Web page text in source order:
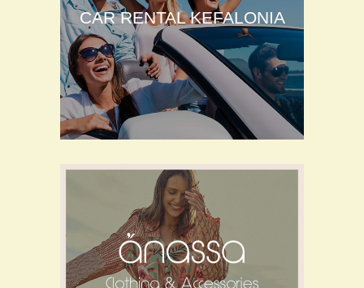
CAR RENTAL KEFALONIA